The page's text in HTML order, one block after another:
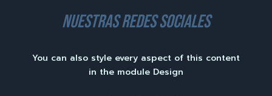
nuestras redes sociales
You can also style every aspect of this content
in the module Design